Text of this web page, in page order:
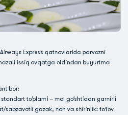
Express qatnovlarida parvozni
issiq ovqatga oldindan buyurtma
bor:
to‘plami – mol go‘shtidan garnirli
sabzavotli gazak, non va shirinlik: to‘lov